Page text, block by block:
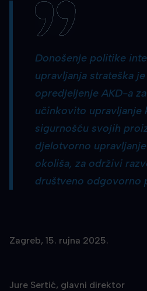
Donošenje politike
upravljanja strateška
opredjeljenje AKD-a
učinkovito upravljanje
sigurnošću svojih
djelotvorno
okoliša, za održivi
društveno odgovorno
Zagreb, 15. rujna 2025.
Jure Sertić, glavni direktor